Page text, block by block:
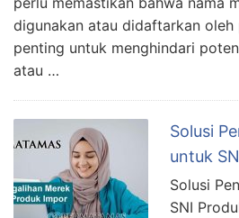
digunakan atau didaftarkan oleh
penting untuk menghindari
atau …
Solusi
untuk
Solusi
SNI